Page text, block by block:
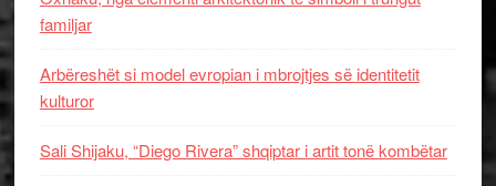
familjar
Arbëreshët si model evropian i mbrojtjes së identitetit
kulturor
Sali Shijaku, “Diego Rivera” shqiptar i artit tonë kombëtar